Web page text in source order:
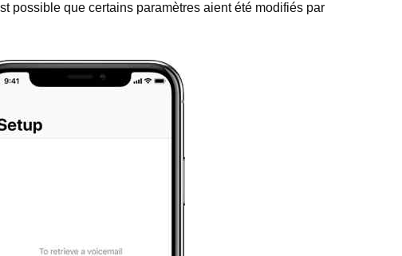
possible que certains paramètres aient été modifiés par